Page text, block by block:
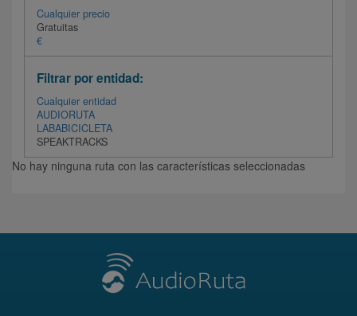
Cualquier precio
Gratuitas
€
Filtrar por entidad:
Cualquier entidad
AUDIORUTA
LABABICICLETA
SPEAKTRACKS
No hay ninguna ruta con las características seleccionadas